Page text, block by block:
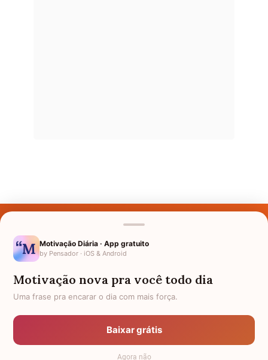
Nomes pelo Mundo
Política de Privacidade
Anuncie
Motivação Diária · App gratuito
by Pensador · iOS & Android
Motivação nova pra você todo dia
Uma frase pra encarar o dia com mais força.
Baixar grátis
Agora não